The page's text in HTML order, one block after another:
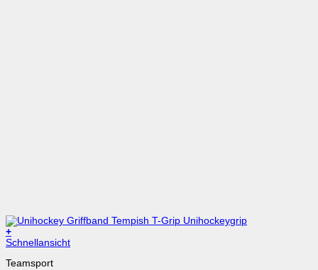
+
Dieses
weist
Schnellansicht
Teamsport